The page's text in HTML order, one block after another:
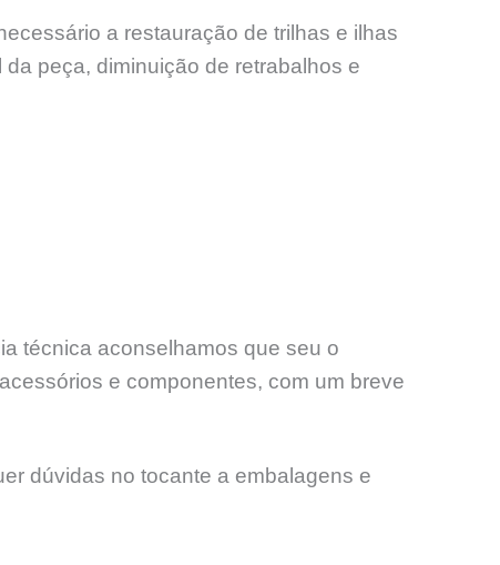
a restauração de trilhas e ilhas
peça, diminuição de retrabalhos e
técnica aconselhamos que seu o
e componentes, com um breve
dúvidas no tocante a embalagens e